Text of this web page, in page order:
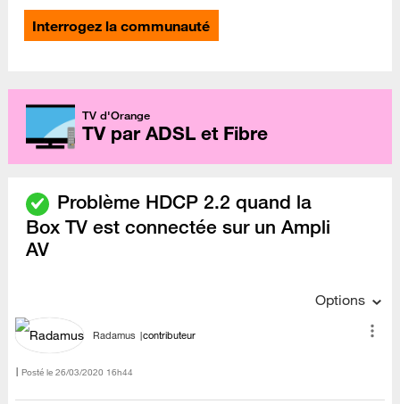
Interrogez la communauté
TV d'Orange
TV par ADSL et Fibre
Problème HDCP 2.2 quand la
Box TV est connectée sur un Ampli
AV
Options
Radamus contributeur
Posté le ‎26/03/2020 16h44